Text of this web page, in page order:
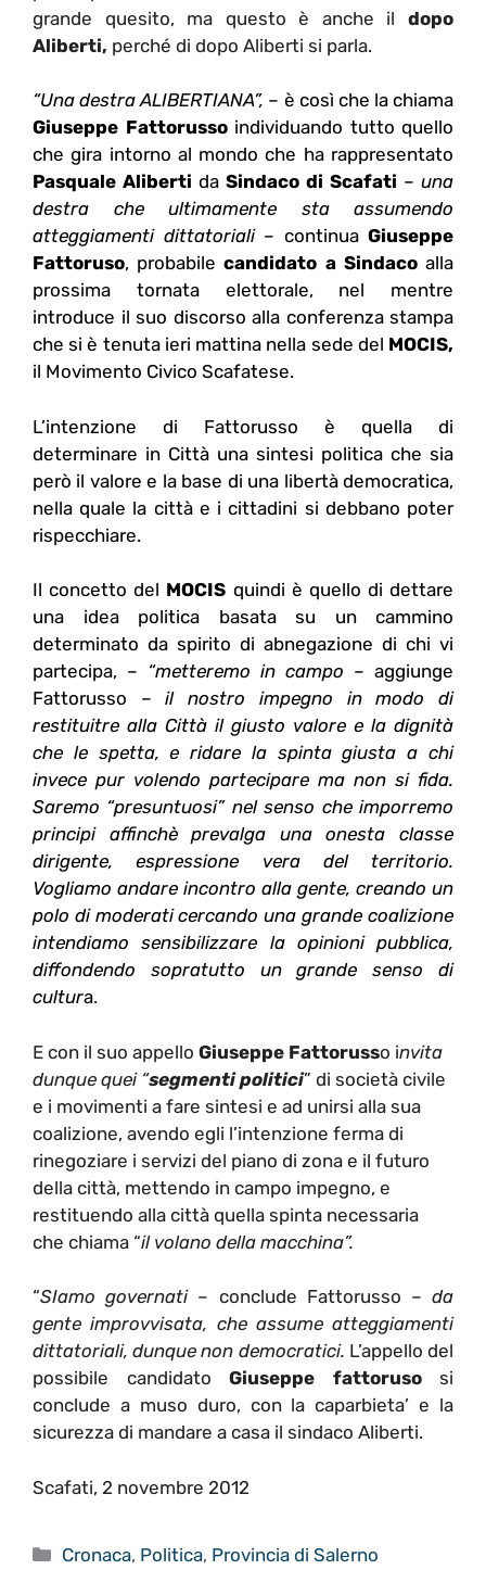
grande quesito, ma questo è anche il dopo
Aliberti, perché di dopo Aliberti si parla.
“Una destra ALIBERTIANA”, – è così che la chiama
Giuseppe Fattorussoindividuando tutto quello
che gira intorno al mondo che ha rappresentato
Pasquale Aliberti da Sindaco di Scafati – una
destra che ultimamente sta assumendo
atteggiamenti dittatoriali– continua Giuseppe
Fattoruso, probabilecandidato a Sindacoalla
prossima tornata elettorale, nel mentre
introduce il suo discorso alla conferenza stampa
che si è tenuta ieri mattina nella sede del MOCIS,
il Movimento Civico Scafatese.
L’intenzione di Fattorusso è quella di
determinare in Città una sintesi politica che sia
però il valore e la base di una libertà democratica,
nella quale la città e i cittadini si debbano poter
rispecchiare.
Il concetto del MOCIS quindi è quello di dettare
una idea politica basata su un cammino
determinato da spirito di abnegazione di chi vi
partecipa, – “metteremo in campo – aggiunge
Fattorusso – il nostro impegno in modo di
restituitre alla Città il giusto valore e la dignità
che le spetta, e ridare la spinta giusta a chi
invece pur volendo partecipare ma non si fida.
Saremo “presuntuosi” nel senso che imporremo
principi affinchè prevalga una onesta classe
dirigente, espressione vera del territorio.
Vogliamo andare incontro alla gente, creando un
polo di moderati cercando una grande coalizione
intendiamo sensibilizzare la opinioni pubblica,
diffondendo sopratutto un grande senso di
cultura.
E con il suo appello Giuseppe Fattorusso invita
dunque quei “segmenti politici” di società civile
e i movimenti a fare sintesi e ad unirsi alla sua
coalizione, avendo egli l’intenzione ferma di
rinegoziare i servizi del piano di zona e il futuro
della città, mettendo in campo impegno, e
restituendo alla città quella spinta necessaria
che chiama “il volano della macchina”.
“SIamo governati– conclude Fattorusso –da
gente improvvisata, che assume atteggiamenti
dittatoriali, dunque non democratici. L’appello del
possibile candidato Giuseppe fattorusosi
conclude a muso duro, con la caparbieta’ e la
sicurezza di mandare a casa il sindaco Aliberti.
Scafati, 2 novembre 2012
Categorie
Cronaca, Politica, Provincia di Salerno